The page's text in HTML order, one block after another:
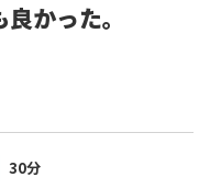
かった。
30分